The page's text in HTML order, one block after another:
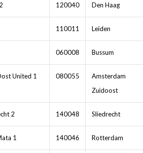
120040 Den Haag
110011 Leiden
060008 Bussum
United 1 080055
Amsterdam
Zuidoost
2 140048 Sliedrecht
1 140046 Rotterdam